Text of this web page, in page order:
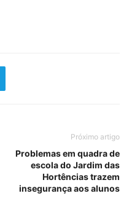
Próximo artigo
Problemas em quadra de
escola do Jardim das
Hortências trazem
insegurança aos alunos